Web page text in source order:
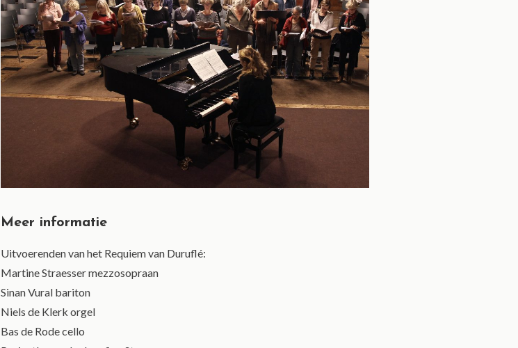
Meer informatie
Uitvoerenden van het Requiem van Duruflé:
Martine Straesser mezzosopraan
Sinan Vural bariton
Niels de Klerk orgel
Bas de Rode cello